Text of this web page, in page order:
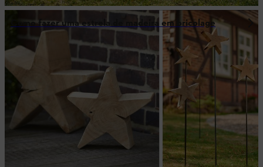
Como fazer uma estrela de madeira em bricolage